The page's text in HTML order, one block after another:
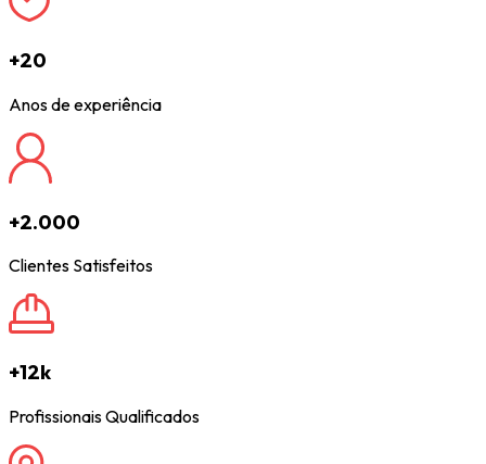
+20
Anos de experiência
+2.000
Clientes Satisfeitos
+12k
Profissionais Qualificados